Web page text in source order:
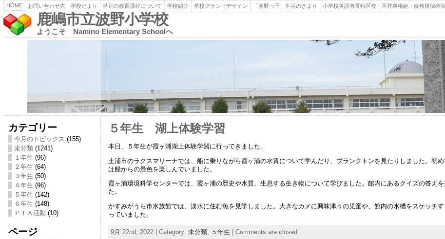
HOME お問い合わせ先 学校だより 特別の教育課程について 学校紹介 学校グランドデザイン 「波野っ子」生活のきまり 小学校英語教育特区校 不祥事根絶・服務規律確
鹿嶋市立波野小学校
ようこそ Namino Elementary Schoolへ
カテゴリー
今月のトピックス (155)
未分類(1241)
１年生 (96)
２年生 (64)
３年生 (50)
４年生 (96)
５年生 (142)
６年生 (148)
ＰＴＡ活動 (10)
ページ
５年生 湖上体験学習
本日、５年生が霞ヶ浦湖上体験学習に行ってきました。
土浦市のラクスマリーナでは、船に乗りながら霞ヶ浦の水質について学んだり、プランクトンを見たりしました。初
は船からの景色を楽しんでいました。
霞ヶ浦環境科学センターでは、霞ヶ浦の歴史や水質、生息する生き物について学びました。館内にあるクイズの答え
た。
かすみがうら市水族館では、淡水に住む魚を見学しました。大きなカメに興味津々の児童や、館内の水槽をスケッチ
っていました。
9月 22nd, 2022 | Category: 未分類, ５年生 Comments are closed